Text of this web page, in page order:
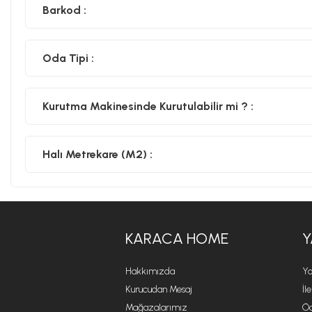
Barkod :
Oda Tipi :
Kurutma Makinesinde Kurutulabilir mi ? :
Halı Metrekare (M2) :
KARACA HOME
Hakkımızda
Kurucudan Mesaj
Mağazalarımız